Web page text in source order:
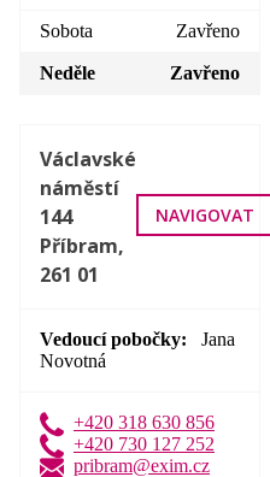
Sobota Zavřeno
Neděle Zavřeno
Václavské
náměstí
144
Příbram,
261 01
NAVIGOVAT
Vedoucí pobočky
Jana
Novotná
+420 318 630 856
+420 730 127 252
pribram@exim.cz